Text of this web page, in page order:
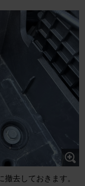
去しておきます。